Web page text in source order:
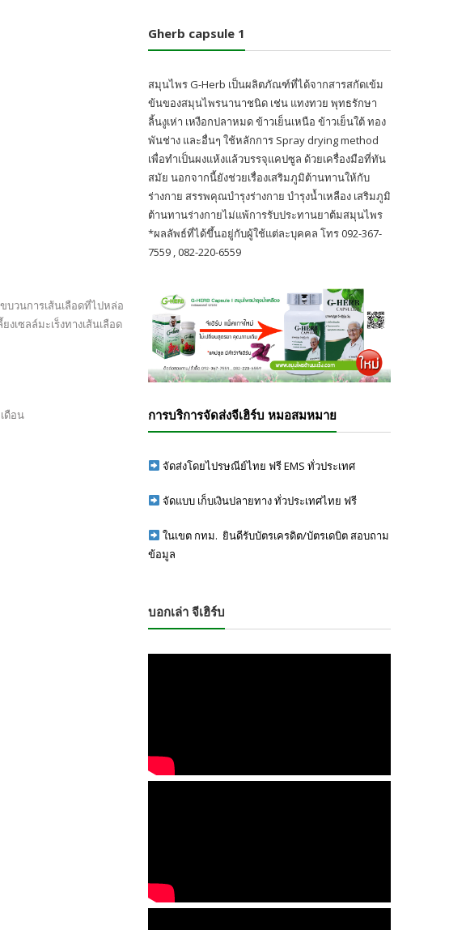
วนการเส้นเลือดที่ไปหล่อ
งเซลล์มะเร็งทางเส้นเลือด
ดือน
Gherb capsule 1
สมุนไพร G-Herb เป็นผลิตภัณฑ์ที่ได้จากสารสกัดเข้ม
ข้นของสมุนไพรนานาชนิด เช่น แทงทวย พุทธรักษา
ลิ้นงูเห่า เหงือกปลาหมด ข้าวเย็นเหนือ ข้าวเย็นใต้ ทอง
พันช่าง และอื่นๆ ใช้หลักการ Spray drying method
เพื่อทำเป็นผงแห้งแล้วบรรจุแคปซูล ด้วยเครื่องมือที่ทัน
สมัย นอกจากนี้ยังช่วยเรื่องเสริมภูมิต้านทานให้กับ
ร่างกาย สรรพคุณบำรุงร่างกาย บำรุงน้ำเหลือง เสริมภูมิ
ต้านทานร่างกายไม่แพ้การรับประทานยาต้มสมุนไพร
*ผลลัพธ์ที่ได้ขึ้นอยู่กับผู้ใช้แต่ละบุคคล โทร 092-367-
7559 , 082-220-6559
การบริการจัดส่งจีเฮิร์บ หมอสมหมาย
จัดส่งโดยไปรษณีย์ไทย ฟรี EMS ทั่วประเทศ
จัดแบบ เก็บเงินปลายทาง ทั่วประเทศไทย ฟรี
ในเขต กทม. ยินดีรับบัตรเครดิต/บัตรเดบิต สอบถาม
ข้อมูล
บอกเล่า จีเฮิร์บ